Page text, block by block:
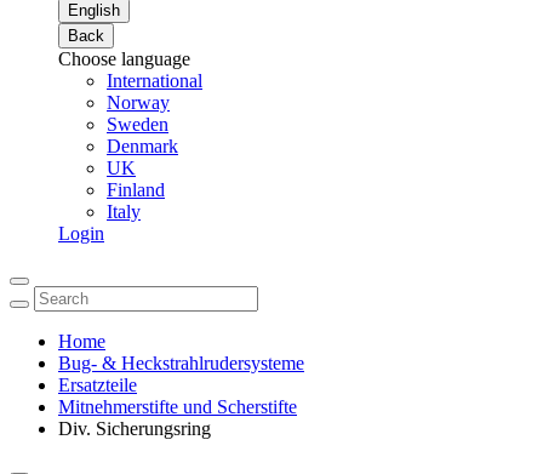
English
Back
Choose language
International
Norway
Sweden
Denmark
UK
Finland
Italy
Login
Home
Bug- & Heckstrahlrudersysteme
Ersatzteile
Mitnehmerstifte und Scherstifte
Div. Sicherungsring